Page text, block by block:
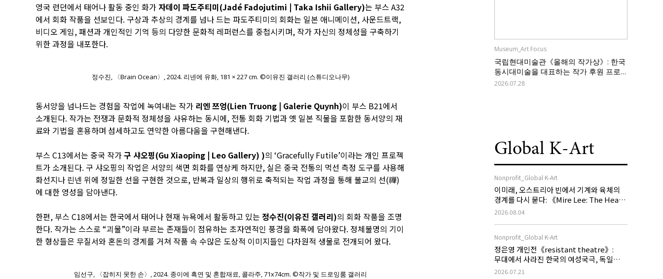
영국 런던에서 태어나 활동 중인 화가 자데이 파도주티미(Jadé Fadojutimi | Taka Ishii Gallery)는 부스 A32
에서 회화 작품을 선보인다. 구상과 추상의 경계를 넘나 드는 파도주티미의 회화는 일본 애니메이션, 사운드트랙,
비디오 게임, 패션과 개인적인 기억 등의 다양한 문화적 레퍼런스를 중첩시키며, 작가 자신의 정체성을 구축하기
위한 과정을 내포한다.
정수진, 〈Brain Ocean〉, 2024. 리넨에 유화, 181 × 227 cm. ©이유진 갤러리 (스튜디오나무)
동서양을 넘나드는 경험을 작업에 녹여내는 작가 리엔 쯔엉(Lien Truong | Galerie Quynh)이 부스 B21에서
소개된다. 작가는 전쟁과 문화적 정체성을 사유하는 동시에, 전통 회화 기법과 옛 일본 직물을 포함한 동서양의 재
료와 기법을 혼용하며 섬세하고도 연약한 아름다움을 구현해낸다.
부스 C13에서는 중국 작가구 샤오핑(Gu Xiaoping | Leo Gallery) )의 ‘Gracefully Futile’이라는 개인 프로젝
트가 소개된다. 구 샤오핑의 작업은 서양의 색면 회화를 연상케 하지만, 실은 중국 전통의 먹선 측정 도구를 사용해
화선지나 린넨 위에 정밀한 선을 구현한 것으로, 반복과 일상의 행위로 축적되는 작업 과정을 통해 불교의 선(禪)
에 대한 영성을 담아낸다.
한편, 부스 C18에서는 한국에서 태어나 현재 뉴욕에서 활동하고 있는 정수진(이유진 갤러리)의 회화 작품을 조명
한다. 작가는 스스로 “괴물”이라 부르는 존재들이 점유하는 초자연적인 풍경을 화폭에 담아왔다. 정체불명의 기이
한 형상들은 무질서와 혼돈의 경계를 거쳐 작품 속 수많은 도상적 이미지들인 다차원적 생물로 전개되어 왔다.
임선구, 〈잡히지 못한 손〉, 2024. 종이에 흑연 및 혼합재료, 콜라주, 71x74cm. ©작가 및 드로잉룸 갤러리
Museum_Art Focus
국립현대미술관《올해의 작가상》: 한국
동시대미술을 대표하는 작가 후원 프로
그램의 역할과 과제
2026.07.28
Global K-Art
Nonprofit_Global K-Art
이미래, 오스트리아 빈에서 기계와 육체의
경계를 다시 묻다: 《Mire Lee: The Heart
of My Machine is Golden Lead》
2026.08.04
Nonprofit_Global K-Art
정은영 개인전《resistant theatre》:
무대에서 사라진 한국의 여성국극, 독일
슈투트가르트에서 새로운 저항의 무대로
2026.07.21